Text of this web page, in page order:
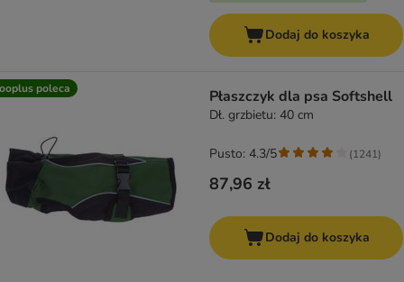
Dodaj do koszyka
poleca Płaszczyk dla psa Softshell
Dł. grzbietu: 40 cm
87,96 zł
Pusto: 4.3/5 (1241)
Dodaj do koszyka